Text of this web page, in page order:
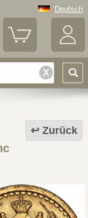
Deutsch
Zurück